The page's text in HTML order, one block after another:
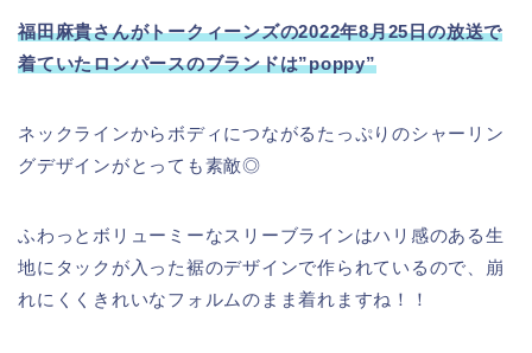
福田麻貴さんがトークィーンズの2022年8月25日の放送で
着ていたロンパースのブランドは”poppy”
ネックラインからボディにつながるたっぷりのシャーリン
グデザインがとっても素敵◎
ふわっとボリューミーなスリーブラインはハリ感のある生
地にタックが入った裾のデザインで作られているので、崩
れにくくきれいなフォルムのまま着れますね！！